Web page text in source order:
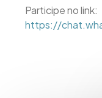
Participe no link:
https://